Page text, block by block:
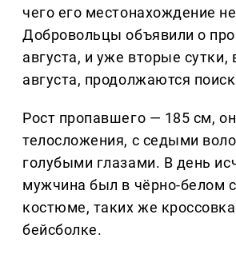
чего его местонахождение
Добровольцы объявили о
августа, и уже вторые сутки,
августа, продолжаются
Рост пропавшего — 185 см,
телосложения, с седыми
голубыми глазами. В день
мужчина был в чёрно-белом
костюме, таких же
бейсболке.